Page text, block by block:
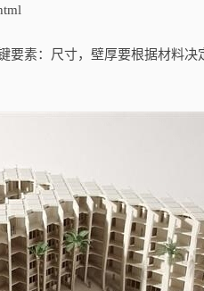
素：尺寸，壁厚要根据材料决